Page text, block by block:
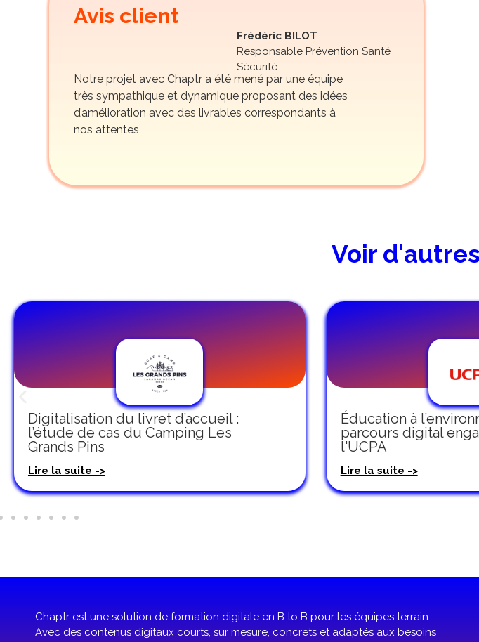
Avis client
Frédéric BILOT
Responsable Prévention Santé
Sécurité
Notre projet avec Chaptr a été mené par une équipe
très sympathique et dynamique proposant des idées
d’amélioration avec des livrables correspondants à
nos attentes
Voir
Digitalisation du livret d’accueil :
l’étude de cas du Camping Les
Grands Pins
Lire la suite ->
Éducation à
parcours digital
l'UCPA​
Lire la suite ->
Chaptr est une solution de formation digitale en B to B pour les équipes terrain.
Avec des contenus digitaux courts, sur mesure, concrets et adaptés aux besoins